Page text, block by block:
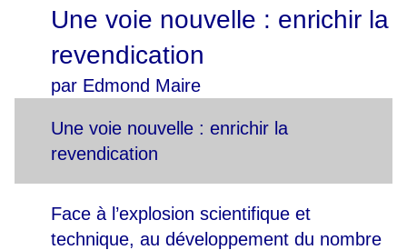
Une voie nouvelle : enrichir la
revendication
par Edmond Maire
Une voie nouvelle : enrichir la
revendication
Face à l’explosion scientifique et
technique, au développement du nombre